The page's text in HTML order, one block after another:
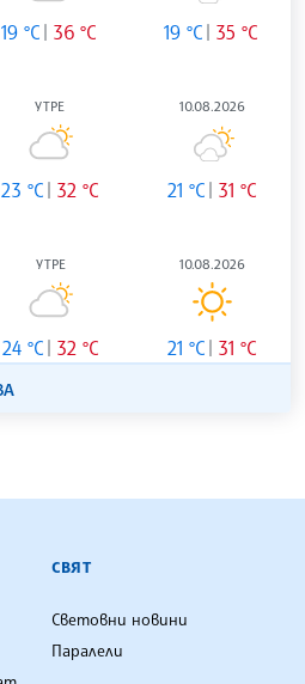
19 °C 36 °C 19 °C 35 °C
УТРЕ
23 °C 32 °C
10.08.2026
21 °C 31 °C
УТРЕ
24 °C 32 °C
10.08.2026
21 °C 31 °C
АГЕНЦИЯ
СВЯТ
Световни новини
Паралели